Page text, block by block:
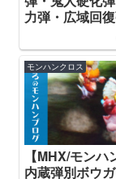
力弾・広域回
モンハンクロス
【MHX/モンハ
内蔵弾別ボウ